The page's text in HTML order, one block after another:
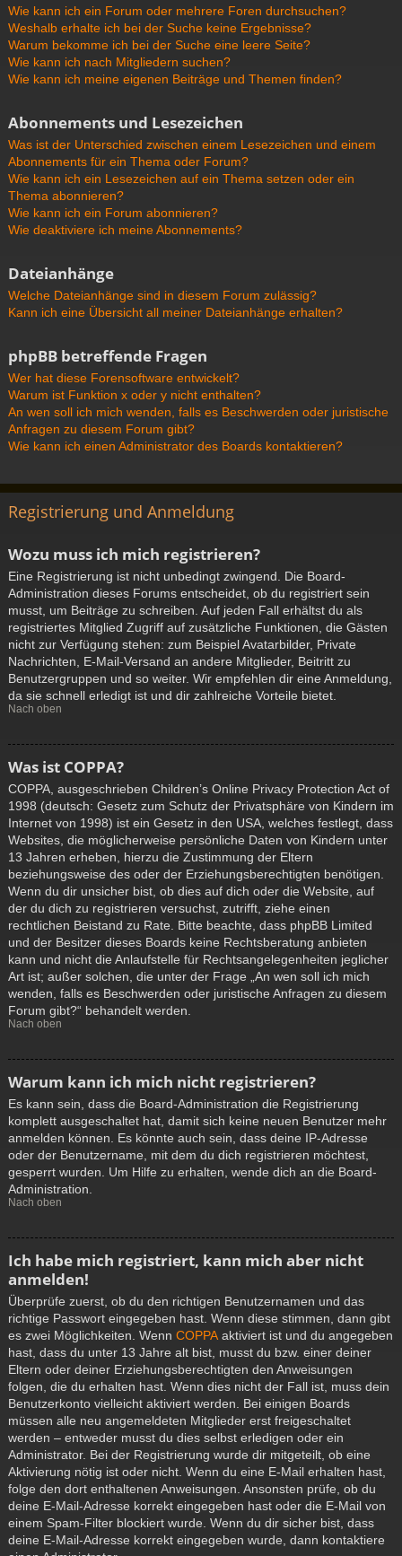
Wie kann ich ein Forum oder mehrere Foren durchsuchen?
Weshalb erhalte ich bei der Suche keine Ergebnisse?
Warum bekomme ich bei der Suche eine leere Seite?
Wie kann ich nach Mitgliedern suchen?
Wie kann ich meine eigenen Beiträge und Themen finden?
Abonnements und Lesezeichen
Was ist der Unterschied zwischen einem Lesezeichen und einem
Abonnements für ein Thema oder Forum?
Wie kann ich ein Lesezeichen auf ein Thema setzen oder ein
Thema abonnieren?
Wie kann ich ein Forum abonnieren?
Wie deaktiviere ich meine Abonnements?
Dateianhänge
Welche Dateianhänge sind in diesem Forum zulässig?
Kann ich eine Übersicht all meiner Dateianhänge erhalten?
phpBB betreffende Fragen
Wer hat diese Forensoftware entwickelt?
Warum ist Funktion x oder y nicht enthalten?
An wen soll ich mich wenden, falls es Beschwerden oder juristische
Anfragen zu diesem Forum gibt?
Wie kann ich einen Administrator des Boards kontaktieren?
Registrierung und Anmeldung
Wozu muss ich mich registrieren?
Eine Registrierung ist nicht unbedingt zwingend. Die Board-
Administration dieses Forums entscheidet, ob du registriert sein
musst, um Beiträge zu schreiben. Auf jeden Fall erhältst du als
registriertes Mitglied Zugriff auf zusätzliche Funktionen, die Gästen
nicht zur Verfügung stehen: zum Beispiel Avatarbilder, Private
Nachrichten, E-Mail-Versand an andere Mitglieder, Beitritt zu
Benutzergruppen und so weiter. Wir empfehlen dir eine Anmeldung,
da sie schnell erledigt ist und dir zahlreiche Vorteile bietet.
Nach oben
Was ist COPPA?
COPPA, ausgeschrieben Children’s Online Privacy Protection Act of
1998 (deutsch: Gesetz zum Schutz der Privatsphäre von Kindern im
Internet von 1998) ist ein Gesetz in den USA, welches festlegt, dass
Websites, die möglicherweise persönliche Daten von Kindern unter
13 Jahren erheben, hierzu die Zustimmung der Eltern
beziehungsweise des oder der Erziehungsberechtigten benötigen.
Wenn du dir unsicher bist, ob dies auf dich oder die Website, auf
der du dich zu registrieren versuchst, zutrifft, ziehe einen
rechtlichen Beistand zu Rate. Bitte beachte, dass phpBB Limited
und der Besitzer dieses Boards keine Rechtsberatung anbieten
kann und nicht die Anlaufstelle für Rechtsangelegenheiten jeglicher
Art ist; außer solchen, die unter der Frage „An wen soll ich mich
wenden, falls es Beschwerden oder juristische Anfragen zu diesem
Forum gibt?“ behandelt werden.
Nach oben
Warum kann ich mich nicht registrieren?
Es kann sein, dass die Board-Administration die Registrierung
komplett ausgeschaltet hat, damit sich keine neuen Benutzer mehr
anmelden können. Es könnte auch sein, dass deine IP-Adresse
oder der Benutzername, mit dem du dich registrieren möchtest,
gesperrt wurden. Um Hilfe zu erhalten, wende dich an die Board-
Administration.
Nach oben
Ich habe mich registriert, kann mich aber nicht
anmelden!
Überprüfe zuerst, ob du den richtigen Benutzernamen und das
richtige Passwort eingegeben hast. Wenn diese stimmen, dann gibt
es zwei Möglichkeiten. Wenn COPPA aktiviert ist und du angegeben
hast, dass du unter 13 Jahre alt bist, musst du bzw. einer deiner
Eltern oder deiner Erziehungsberechtigten den Anweisungen
folgen, die du erhalten hast. Wenn dies nicht der Fall ist, muss dein
Benutzerkonto vielleicht aktiviert werden. Bei einigen Boards
müssen alle neu angemeldeten Mitglieder erst freigeschaltet
werden – entweder musst du dies selbst erledigen oder ein
Administrator. Bei der Registrierung wurde dir mitgeteilt, ob eine
Aktivierung nötig ist oder nicht. Wenn du eine E-Mail erhalten hast,
folge den dort enthaltenen Anweisungen. Ansonsten prüfe, ob du
deine E-Mail-Adresse korrekt eingegeben hast oder die E-Mail von
einem Spam-Filter blockiert wurde. Wenn du dir sicher bist, dass
deine E-Mail-Adresse korrekt eingegeben wurde, dann kontaktiere